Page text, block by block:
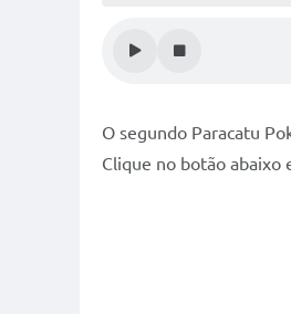
O segundo Paracatu
Clique no botão abaixo